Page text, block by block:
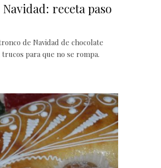
receta paso
de Navidad de chocolate
trucos para que no se rompa.